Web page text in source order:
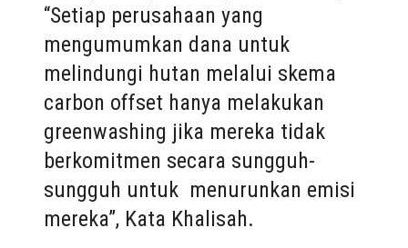
“Setiap perusahaan yang
mengumumkan dana untuk
melindungi hutan melalui skema
carbon offset hanya melakukan
greenwashing jika mereka tidak
berkomitmen secara sungguh-
sungguh untuk menurunkan emisi
mereka”, Kata Khalisah.